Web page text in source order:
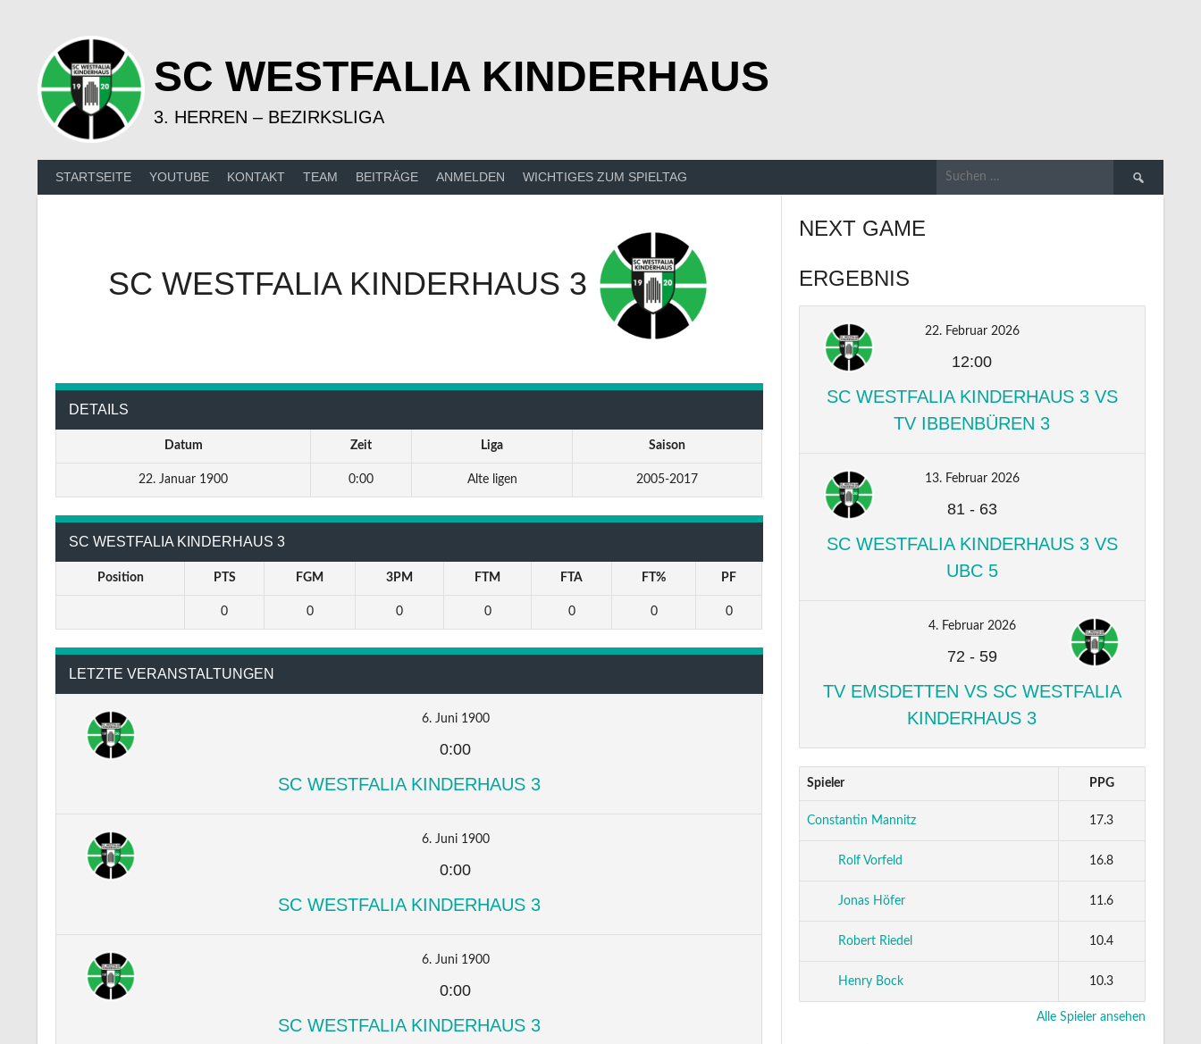
SC WESTFALIA KINDERHAUS
3. HERREN – BEZIRKSLIGA
STARTSEITE YOUTUBE KONTAKT TEAM BEITRÄGE ANMELDEN WICHTIGES ZUM SPIELTAG
Suchen
SC WESTFALIA KINDERHAUS 3
DETAILS
Datum Zeit Liga Saison
22. Januar 1900 0:00 Alte ligen 2005-2017
SC WESTFALIA KINDERHAUS 3
Position PTS FGM 3PM FTM FTA FT% PF
0 0 0 0 0 0 0
LETZTE VERANSTALTUNGEN
6. Juni 1900
0:00
SC WESTFALIA KINDERHAUS 3
6. Juni 1900
0:00
SC WESTFALIA KINDERHAUS 3
6. Juni 1900
0:00
SC WESTFALIA KINDERHAUS 3
NEXT GAME
ERGEBNIS
22. Februar 2026
12:00
SC WESTFALIA KINDERHAUS 3 VS
TV IBBENBÜREN 3
13. Februar 2026
81- 63
SC WESTFALIA KINDERHAUS 3 VS
UBC 5
4. Februar 2026
72- 59
TV EMSDETTEN VS SC WESTFALIA
KINDERHAUS 3
Spieler PPG
Constantin Mannitz 17.3
Rolf Vorfeld 16.8
Jonas Höfer 11.6
Robert Riedel 10.4
Henry Bock 10.3
Alle Spieler ansehen